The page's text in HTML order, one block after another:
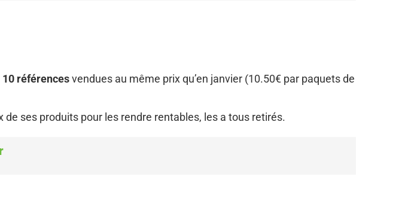
10 référencesvendues au même prix qu’en janvier (10.50€ par paquets de
ses produits pour les rendre rentables, les a tous retirés.